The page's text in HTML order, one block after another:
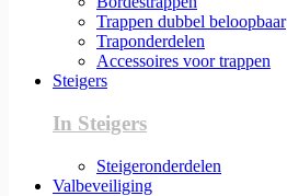
Trappen dubbel beloopbaar
Traponderdelen
Accessoires voor trappen
Steigers
In Steigers
Steigeronderdelen
Valbeveiliging